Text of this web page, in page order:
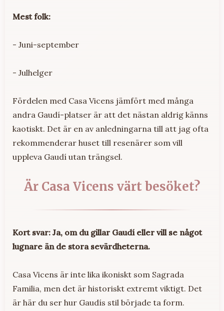
Mest folk:
- Juni-september
- Julhelger
Fördelen med Casa Vicens jämfört med många
andra Gaudí-platser är att det nästan aldrig känns
kaotiskt. Det är en av anledningarna till att jag ofta
rekommenderar huset till resenärer som vill
uppleva Gaudí utan trängsel.
Är Casa Vicens värt besöket?
Kort svar: Ja, om du gillar Gaudí eller vill se något
lugnare än de stora sevärdheterna.
Casa Vicens är inte lika ikoniskt som Sagrada
Familia, men det är historiskt extremt viktigt. Det
är här du ser hur Gaudís stil började ta form.